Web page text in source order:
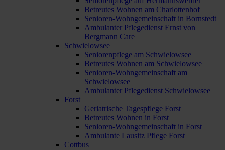
Betreutes Wohnen am Charlottenhof
Senioren-Wohngemeinschaft in Bornstedt
Ambulanter Pflegedienst Ernst von
Bergmann Care
Schwielowsee
Seniorenpflege am Schwielowsee
Betreutes Wohnen am Schwielowsee
Senioren-Wohngemeinschaft am
Schwielowsee
Ambulanter Pflegedienst Schwielowsee
Forst
Geriatrische Tagespflege Forst
Betreutes Wohnen in Forst
Senioren-Wohngemeinschaft in Forst
Ambulante Lausitz Pflege Forst
Cottbus